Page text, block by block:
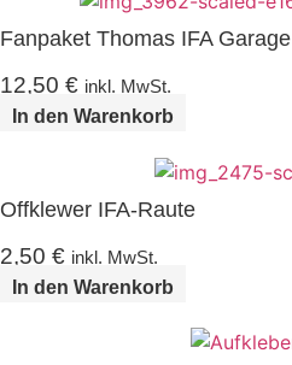
Fanpaket Thomas IFA Garage
12,50 € inkl. MwSt.
In den Warenkorb
Offklewer IFA-Raute
2,50 € inkl. MwSt.
In den Warenkorb